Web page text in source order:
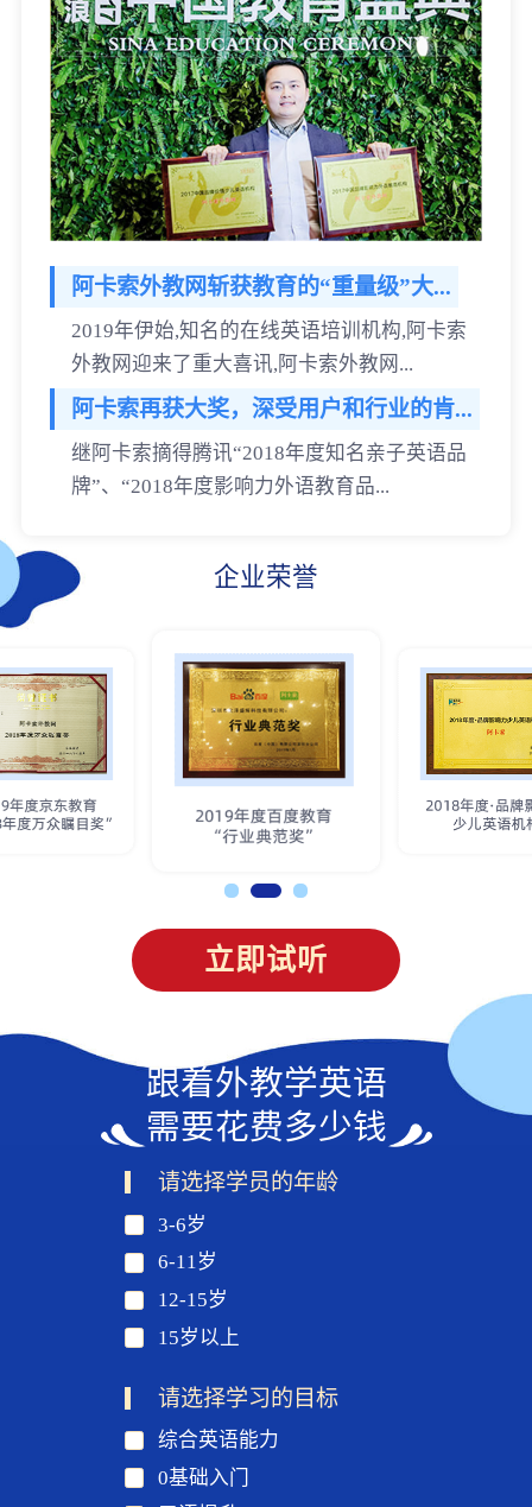
阿卡索外教网斩获教育的“重量级”大...
2019年伊始,知名的在线英语培训机构,阿卡索
外教网迎来了重大喜讯,阿卡索外教网...
阿卡索再获大奖，深受用户和行业的肯...
继阿卡索摘得腾讯“2018年度知名亲子英语品
牌”、“2018年度影响力外语教育品...
企业荣誉
立即试听
跟着外教学英语
需要花费多少钱
请选择学员的年龄
3-6岁
6-11岁
12-15岁
15岁以上
请选择学习的目标
综合英语能力
0基础入门